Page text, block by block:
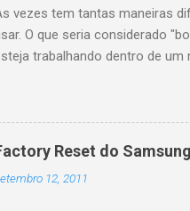
vezes tem tantas maneiras
O que seria considerado
trabalhando dentro de um
a api retornar Ok 200, caso
mensagem dizendo que
opinião de outrs devs sobre
Reset do
12, 2011